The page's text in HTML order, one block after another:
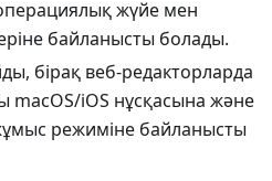
жүйе мен
байланысты болады.
бірақ веб-редакторларда
macOS/iOS нұсқасына және
режиміне байланысты